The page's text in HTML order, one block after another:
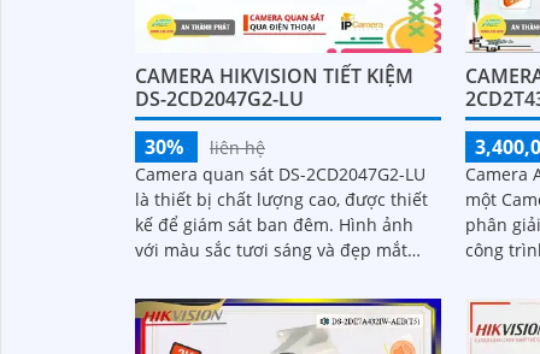
CAMERA HIKVISION TIẾT KIỆM
DS-2CD2047G2-LU
30%
liên hệ
Camera quan sát DS-2CD2047G2-LU
là thiết bị chất lượng cao, được thiết
kế để giám sát ban đêm. Hình ảnh
với màu sắc tươi sáng và đẹp mắt
khoảng cách lên đến 40m
Camera
một
phân
công trình
vào...